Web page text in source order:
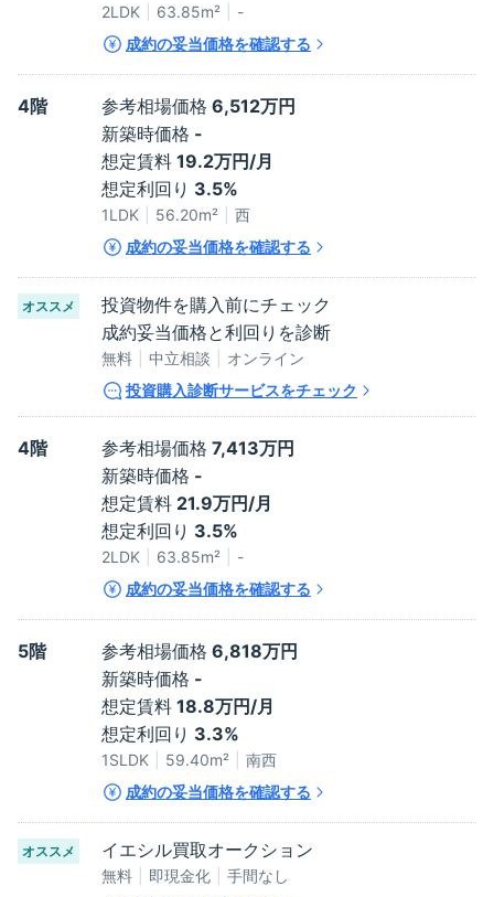
2LDK 63.85m²
-
成約の妥当価格を確認する
4階 参考相場価格 6,512万円
新築時価格 -
想定賃料 19.2万円/月
想定利回り 3.5%
1LDK 56.20m²
西
成約の妥当価格を確認する
オススメ
投資物件を購入前にチェック
成約妥当価格と利回りを診断
無料 中立相談
オンライン
投資購入診断サービスをチェック
4階 参考相場価格 7,413万円
新築時価格 -
想定賃料 21.9万円/月
想定利回り 3.5%
2LDK 63.85m²
-
成約の妥当価格を確認する
5階 参考相場価格 6,818万円
新築時価格 -
想定賃料 18.8万円/月
想定利回り 3.3%
1SLDK 59.40m²
南西
成約の妥当価格を確認する
オススメ イエシル買取オークション
無料 即現金化
手間なし